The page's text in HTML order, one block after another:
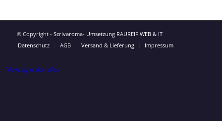
© Copyright - Scrivaroma- Umsetzung RAUREIF WEB & IT
Datenschutz
AGB Versand & Lieferung Impressum
Vertrag widerrufen